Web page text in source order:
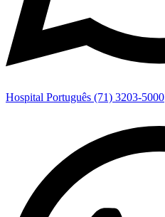
Hospital Português (71) 3203-5000